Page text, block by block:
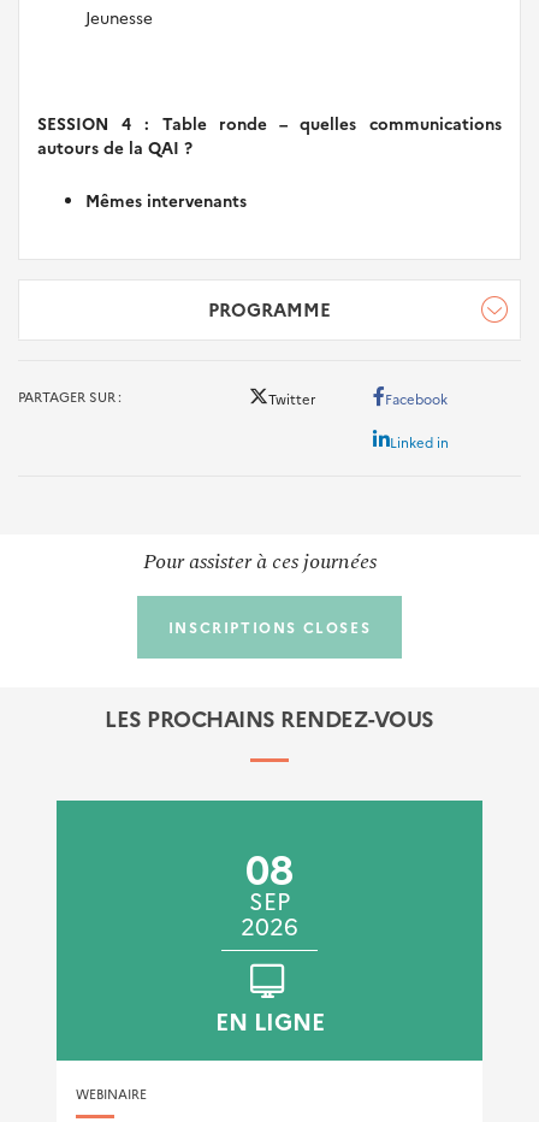
Jeunesse
SESSION 4: Table ronde –quelles communications
autours de la QAI ?
Mêmes intervenants
PROGRAMME
PARTAGER SUR Twitter Facebook
Linked in
Pour assister à ces journées
INSCRIPTIONS CLOSES
LES PROCHAINS RENDEZ-VOUS
08
SEP
2026
EN LIGNE
WEBINAIRE